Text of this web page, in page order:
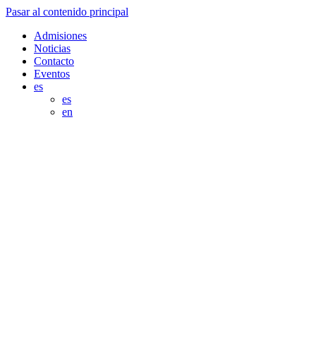
Pasar al contenido principal
Admisiones
Noticias
Contacto
Eventos
es
es
en